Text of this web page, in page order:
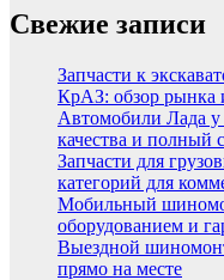
Свежие записи
Запчасти к
КрАЗ: обзор рынка
Автомобили Лада у
качества и полный
Запчасти для
категорий для
Мобильный
оборудованием и
Выездной
прямо на месте